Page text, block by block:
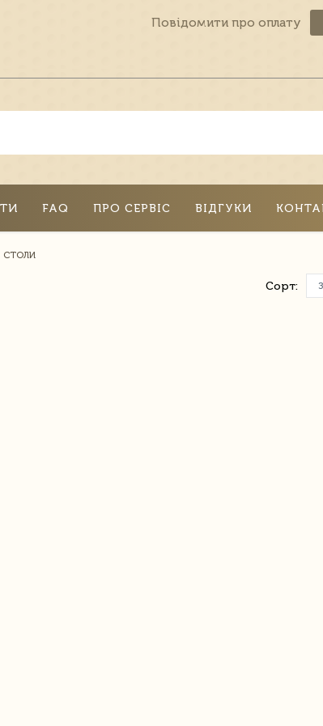
Повідомити про оплату
FAQ ПРО СЕРВІС ВІДГУКИ
СТОЛИ
Сорт: